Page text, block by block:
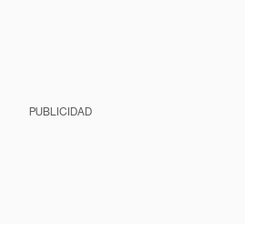
PUBLICIDAD